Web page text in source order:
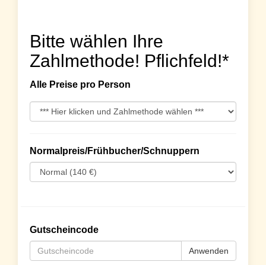
Bitte wählen Ihre
Zahlmethode! Pflichfeld!*
Alle Preise pro Person
Normalpreis/Frühbucher/Schnuppern
Gutscheincode
Anwenden